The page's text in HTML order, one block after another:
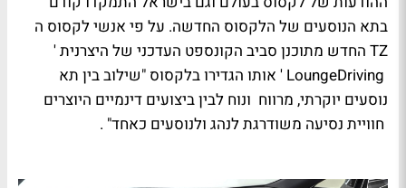
בתא הנוסעים של הלקסוס החדשה. על פי אנשי לקסוס ה
TZ החדש מתוכנן סביב הקונספט העדכני של היצרנית '
Driving
Lounge ' אותו הגדירו בלקסוס "שילוב בין תא
נוסעים יוקרתי, מרווח ונוח לבין ביצועים דינמיים היוצרים
חוויית נסיעה משודרגת לנהג ולנוסעים כאחד" .